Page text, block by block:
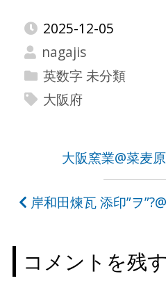
2025-12-05
nagajis
英数字 未分類
大阪府
ナ
ビ
ゲ
大阪窯業@菜麦
岸和田煉瓦 添印”ヲ
コメントを残す